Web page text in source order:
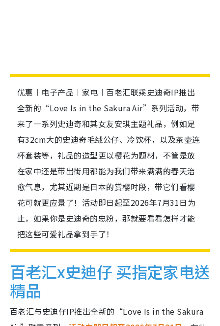
优惠︱电子产品︱家电︱百老汇联乘史迪奇IP推出
全新的“Love Is in the Sakura Air”系列活动，带
来了一系列史迪奇和其女友安琪主题礼品，例如足
有32cm大的史迪奇毛绒公仔、冷饮杯，以及茶壶连
杯套装等，礼品的造型更以樱花为题材，不管是放
在家中还是带出街用都能为我们带来满满的春天治
愈气息，尤其近期是日本的赏樱时段，带它们看樱
花可就更应景了！活动即日起至2026年7月31日为
止，如果你是史迪奇的忠粉，那就要看看怎样才能
把这些可爱礼品拿到手了！
百老汇x史迪仔 买指定家电送
精品
百老汇与史迪仔IP推出全新的“Love Is in the Sakura